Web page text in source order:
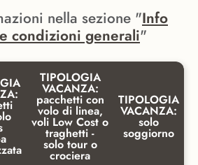
nella sezione "Info
condizioni generali"
TIPOLOGIA
VACANZA:
pacchetti con
volo di linea,
voli Low Cost o
traghetti -
solo tour o
crociera
TIPOLOGIA
VACANZA:
solo
soggiorno